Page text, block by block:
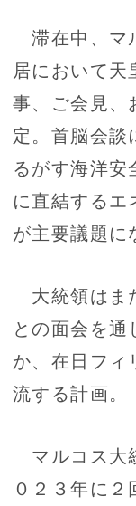
滞在中、マ
居において
事、ご会見、
定。首脳会談
るがす海洋
に直結する
が主要議題に
大統領はま
との面会を
か、在日フィ
流する計画。
マルコス大
０２３年に